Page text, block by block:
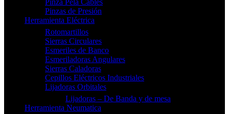
Pinza Pela Cables
Pinzas de Presión
Herramienta Eléctrica
Rotomartillos
Sierras Circulares
Esmeriles de Banco
Esmeriladoras Angulares
Sierras Caladoras
Cepillos Eléctricos Industriales
Lijadoras Orbitales
Lijadoras – De Banda y de mesa
Herramienta Neumatica